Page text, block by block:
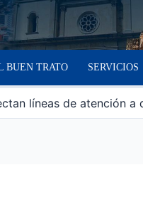
BUEN TRATO SERVICIOS
líneas de atención a